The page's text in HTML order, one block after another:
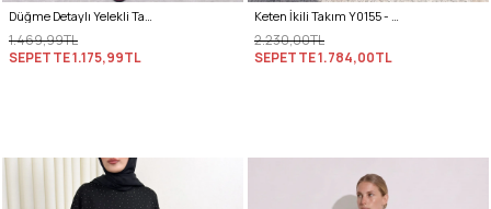
Düğme Detaylı Yelekli Takım 0049 - GRİ
1.469,99TL
SEPETTE1.175,99TL
Keten İkili Takım Y0155 - EKRU
2.230,00TL
SEPETTE1.784,00TL